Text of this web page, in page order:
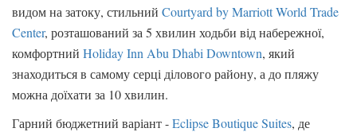
видом на затоку, стильний Courtyard by Marriott World Trade
Center, розташований за 5 хвилин ходьби від набережної,
комфортний Holiday Inn Abu Dhabi Downtown, який
знаходиться в самому серці ділового району, а до пляжу
можна доїхати за 10 хвилин.
Гарний бюджетний варіант -Eclipse Boutique Suites, де